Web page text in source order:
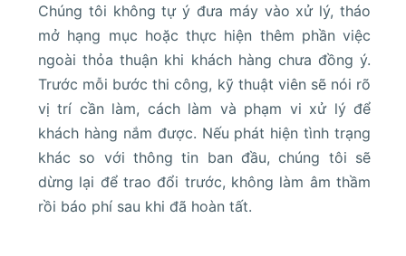
Chúng tôi không tự ý đưa máy vào xử lý, tháo
mở hạng mục hoặc thực hiện thêm phần việc
ngoài thỏa thuận khi khách hàng chưa đồng ý.
Trước mỗi bước thi công, kỹ thuật viên sẽ nói rõ
vị trí cần làm, cách làm và phạm vi xử lý để
khách hàng nắm được. Nếu phát hiện tình trạng
khác so với thông tin ban đầu, chúng tôi sẽ
dừng lại để trao đổi trước, không làm âm thầm
rồi báo phí sau khi đã hoàn tất.